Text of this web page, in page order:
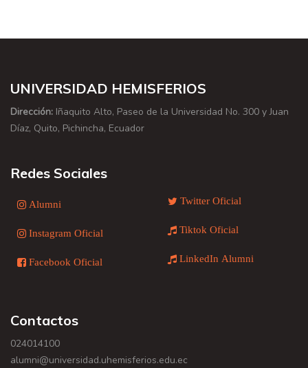
UNIVERSIDAD HEMISFERIOS
Dirección: Iñaquito Alto, Paseo de la Universidad No. 300 y Juan
Díaz, Quito, Pichincha, Ecuador
Redes Sociales
Alumni
Instagram Oficial
Facebook Oficial
Twitter Oficial
Tiktok Oficial
LinkedIn Alumni
Contactos
024014100
alumni@universidad.uhemisferios.edu.ec